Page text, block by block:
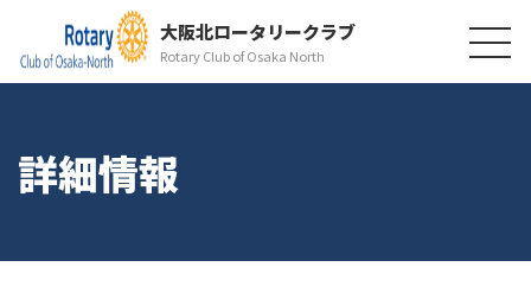
大阪北ロータリークラブ
Rotary Club of Osaka North
詳細情報